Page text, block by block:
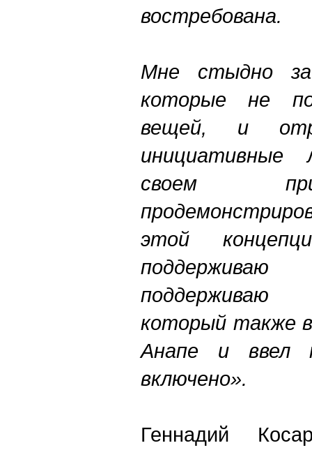
востребована.
Мне стыдно
которые не
вещей, и
своем
этой
поддерживаю
который также
Анапе и ввел
включено».
Геннадий